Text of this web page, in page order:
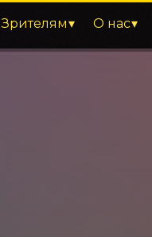
Зрителям О нас